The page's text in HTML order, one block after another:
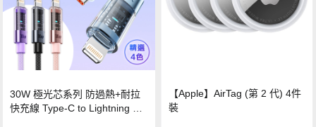
30W 極光芯系列 防過熱+耐拉
快充線 Type-C to Lightning 傳
【Apple】AirTag (第 2 代) 4件
裝